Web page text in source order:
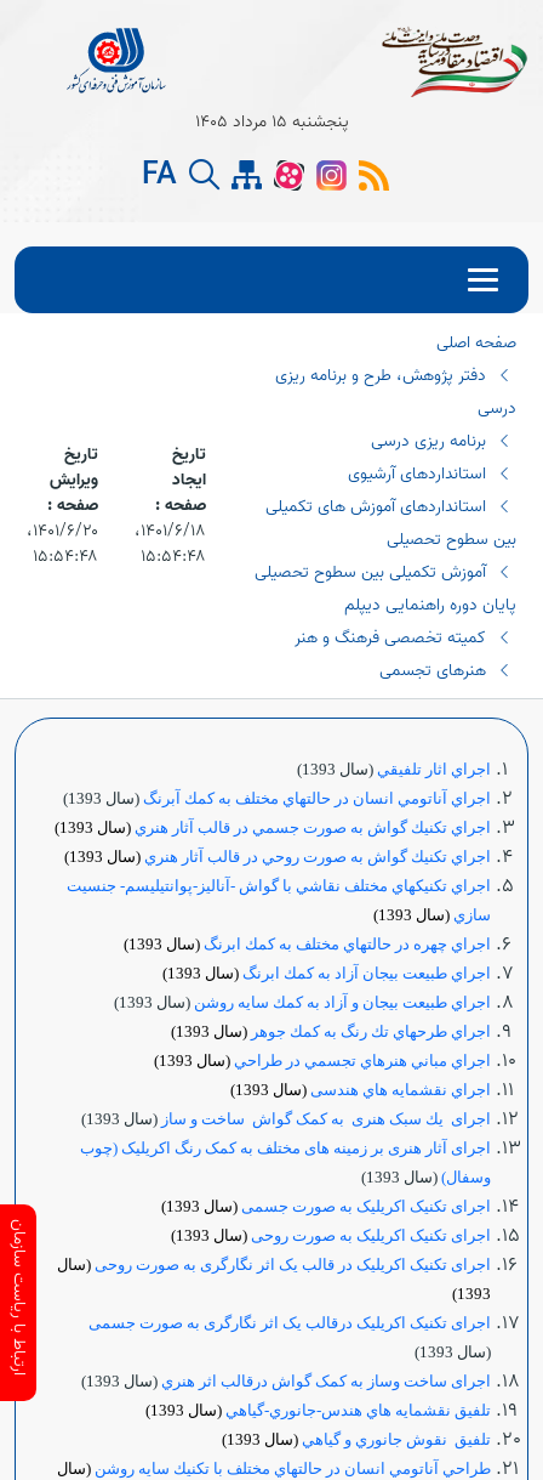
Open
پنجشنبه 15 مرداد 1405
FA
صفحه اصلی
دفتر پژوهش، طرح و برنامه ریزی
درسی
برنامه ریزی درسی
استانداردهای آرشیوی
استانداردهای آموزش های تکمیلی
بین سطوح تحصیلی
آموزش تکمیلی بین سطوح تحصیلی
پایان دوره راهنمایی دیپلم
کمیته تخصصی فرهنگ و هنر
هنرهای تجسمی
تاریخ
ایجاد
صفحه :
۱۴۰۱/۶/۱۸،‏
۱۵:۵۴:۴۸
تاریخ
ویرایش
صفحه :
۱۴۰۱/۶/۲۰،‏
۱۵:۵۴:۴۸
اجراي اثار تلفيقي (سال 1393)
اجراي آناتومي انسان در حالتهاي مختلف به كمك آبرنگ (سال 1393)
اجراي تكنيك گواش به صورت جسمي در قالب آثار هنري (سال 1393)
اجراي تكنيك گواش به صورت روحي در قالب آثار هنري (سال 1393)
اجراي تكنيكهاي مختلف نقاشي با گواش -آناليز-پوانتيليسم- جنسيت
سازي (سال 1393)
اجراي چهره در حالتهاي مختلف به كمك ابرنگ (سال 1393)
اجراي طبيعت بيجان آزاد به كمك ابرنگ (سال 1393)
اجراي طبيعت بيجان و آزاد به كمك سايه روشن (سال 1393)
اجراي طرحهاي تك رنگ به كمك جوهر (سال 1393)
اجراي مباني هنرهاي تجسمي در طراحي (سال 1393)
اجراي نقشمايه هاي هندسی (سال 1393)
اجرای يك سبک هنری به کمک گواش ساخت و ساز (سال 1393)
اجرای آثار هنری بر زمینه های مختلف به کمک رنگ اکریلیک (چوب
وسفال) (سال 1393)
اجرای تکنیک اکریلیک به صورت جسمی (سال 1393)
اجرای تکنیک اکریلیک به صورت روحی (سال 1393)
اجرای تکنیک اکریلیک در قالب یک اثر نگارگری به صورت روحی (سال
1393)
اجرای تکنیک اکریلیک درقالب یک اثر نگارگری به صورت جسمی
(سال 1393)
اجرای ساخت وساز به کمک گواش درقالب اثر هنري (سال 1393)
تلفیق نقشمايه هاي هندس-جانوري-گياهي (سال 1393)
تلفيق نقوش جانوري و گياهي (سال 1393)
طراحي آناتومي انسان در حالتهاي مختلف با تكنيك سايه روشن (سال
ارتباط با ریاست سازمان